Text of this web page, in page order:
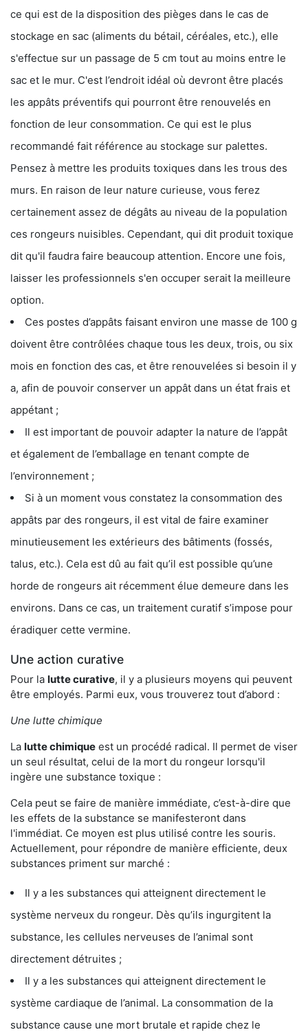
ce qui est de la disposition des pièges dans le cas de
stockage en sac (aliments du bétail, céréales, etc.), elle
s'effectue sur un passage de 5 cm tout au moins entre le
sac et le mur. C'est l’endroit idéal où devront être placés
les appâts préventifs qui pourront être renouvelés en
fonction de leur consommation. Ce qui est le plus
recommandé fait référence au stockage sur palettes.
Pensez à mettre les produits toxiques dans les trous des
murs. En raison de leur nature curieuse, vous ferez
certainement assez de dégâts au niveau de la population
ces rongeurs nuisibles. Cependant, qui dit produit toxique
dit qu'il faudra faire beaucoup attention. Encore une fois,
laisser les professionnels s'en occuper serait la meilleure
option.
Ces postes d’appâts faisant environ une masse de 100 g
doivent être contrôlées chaque tous les deux, trois, ou six
mois en fonction des cas, et être renouvelées si besoin il y
a, afin de pouvoir conserver un appât dans un état frais et
appétant ;
Il est important de pouvoir adapter la nature de l’appât
et également de l’emballage en tenant compte de
l’environnement ;
Si à un moment vous constatez la consommation des
appâts par des rongeurs, il est vital de faire examiner
minutieusement les extérieurs des bâtiments (fossés,
talus, etc.). Cela est dû au fait qu’il est possible qu’une
horde de rongeurs ait récemment élue demeure dans les
environs. Dans ce cas, un traitement curatif s’impose pour
éradiquer cette vermine.
Une action curative
Pour la lutte curative, il y a plusieurs moyens qui peuvent
être employés. Parmi eux, vous trouverez tout d’abord :
Une lutte chimique
La lutte chimique est un procédé radical. Il permet de viser
un seul résultat, celui de la mort du rongeur lorsqu'il
ingère une substance toxique :
Cela peut se faire de manière immédiate, c’est-à-dire que
les effets de la substance se manifesteront dans
l'immédiat. Ce moyen est plus utilisé contre les souris.
Actuellement, pour répondre de manière efficiente, deux
substances priment sur marché :
Il y a les substances qui atteignent directement le
système nerveux du rongeur. Dès qu’ils ingurgitent la
substance, les cellules nerveuses de l’animal sont
directement détruites ;
Il y a les substances qui atteignent directement le
système cardiaque de l’animal. La consommation de la
substance cause une mort brutale et rapide chez le